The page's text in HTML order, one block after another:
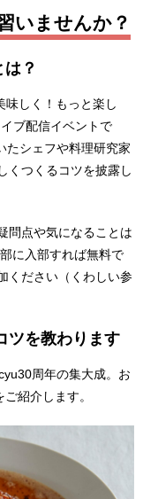
いませんか？
？
味しく！もっと楽し
ブ配信イベントで
たシェフや料理研究家
くつくるコツを披露し
問点や気になることは
に入部すれば無料で
ください（くわしい参
ツを教わります
周年の集大成。お
紹介します。